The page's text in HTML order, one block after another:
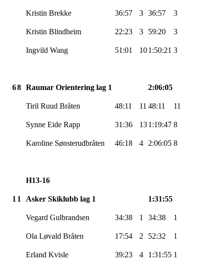
Kristin Brekke 36:57 3 36:57 3
Kristin Blindheim 22:23 3 59:20 3
Ingvild Wang 51:01 101:50:21 3
68 Raumar Orientering lag 1 2:06:05
Tiril Ruud Bråten 48:11 11 48:11 11
Synne Eide Rapp 31:36 131:19:47 8
Karoline Sønsterudbråten 46:18 4 2:06:05 8
H13-16
1 1 Asker Skiklubb lag 1 1:31:55
Vegard Gulbrandsen 34:38 1 34:38 1
Ola Løvald Bråten 17:54 2 52:32 1
Erland Kvisle 39:23 4 1:31:55 1